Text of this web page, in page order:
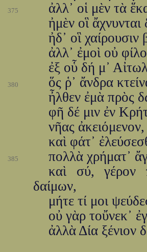
375
ἀλλ᾽ οἱ μὲν τὰ
ἠμὲν οἳ
ἠδ᾽ οἳ χαίρουσιν
ἀλλ᾽ ἐμοὶ οὐ
ἐξ οὗ δή μ᾽
380
ὅς ῥ᾽ ἄνδρα
ἦλθεν ἐμὰ πρὸς
φῆ δέ μιν ἐν
νῆας ἀκειόμενον,
καὶ φάτ᾽
385
πολλὰ χρήματ᾽
καὶ σύ, γέρον
δαίμων,
μήτε τί μοι
οὐ γὰρ τοὔνεκ᾽
ἀλλὰ Δία ξένιον